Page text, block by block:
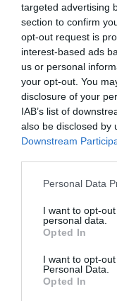
targeted advertising
section to confirm
opt-out request is
interest-based ads
us or personal
your opt-out. You
disclosure of your
IAB’s list of
also be disclosed by
Downstream
Please note that
not limited to your
grant or deny
use your data for
consent section.
Personal Data
I want to opt-
personal data.
Opted In
I want to opt-
Personal Data.
Opted In
καταγγελίες
ημέρες. Σύμφωνα
Μιχάλη Γιαννάκο,
Νοσοκομείου
19:48 | 06